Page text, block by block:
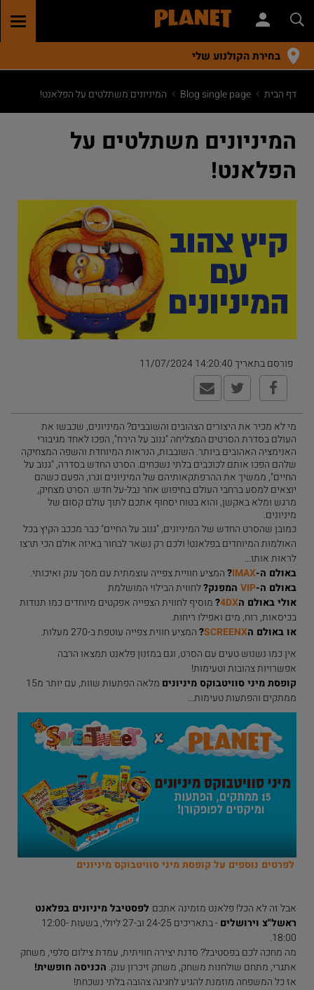
בחירת הקולנוע שלי
דף הבית Blog single page המיניונים משתלטים על הפלאנט!
המיניונים משתלטים על
הפלאנט!
פורסם בתאריך 14:20:40 11/07/2024
מי לא מכיר את היצורים הצהובים והשובבים? המיניונים, שכבשו את
העולם בסדרת הסרטים המצליחה "גנוב על הירח", הפכו לאחד מגיבורי
האנימציה האהובים ביותר. השובבות, הנראות המיוחדת והשפה המצחיקה
שלהם הפכו אותם לכוכבים בלתי נשכחים. הסרט החדש בסדרה, "גנוב על
החיים", ממשיך את ההרפתקאותיהם של המיניונים וגרו, הפעם כשהם
יוצאים למסע ברחבי העולם בחיפוש אחר נבל-על חדש. הסרט מצחיק,
מרגש ומלא באקשן, והוא בטוח יסחוף אתכם לתוך עולם קסום של
מיניונים.
כמובן שהסרט החדש של המיניונים, "גנוב על החיים" כבר מככב הקיץ בכל
האולמות המיוחדים בפלאנט! ולכם רק נשאר לבחור באיזה אולם הכי תרצו
לראות אותו...
באולם ה-IMAX
?המציע חוויית צפייה עוצמתית עם מסך ענק ואיכותי.
באולם ה-VIP המפנק?לחווית הבילוי המושלמת
אולי באולם ה4DX
?מוסיף לחווית הצפייה אפקטים מיוחדים כמו תנודות
בכיסאות, רוח, מים ואפילו ריחות.
או באולם הSCREENX
?המציע חווית צפייה עוטפת ב-270 מעלות.
אין כמו נשנוש טעים עם הסרט, וגם במזנון פלאנט תמצאו הרבה
אפשרויות צהובות וטעימות!
קופסת מיני סוויטבוקס מיניונים
מלאה הפתעות שוות, עם יותר מ15
ממתקים והפתעות טעימות...
לפרטים נוספים על קופסת מיני סוויטבוקס מיניונים
אבל זה לא הכל! פלאנט מזמינה אתכם לפסטיבל מיניונים בפלאנט
ראשל"צ וירושלים
- בתאריכים 24-25 וב-27 ליולי, בשעות 12:00-
18:00.
מה מחכה לכם בפסטיבל? סדנת יצירה חוויתית, עמדת צילום סלפי, משחק
אתגרי, מתחם שולחנות משחק, משחק זיכרון ענק. הכניסה חופשית!
אז כל המשפחה מוזמנת להגיע לחגיגה צהובה בלתי נשכחת!